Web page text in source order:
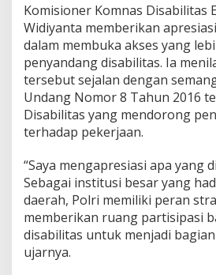
Komisioner Komnas Disabilitas
Widiyanta memberikan
dalam membuka akses yang
penyandang disabilitas. Ia
tersebut sejalan dengan
Undang Nomor 8 Tahun 2016
Disabilitas yang mendorong
terhadap pekerjaan.
“Saya mengapresiasi apa yang
Sebagai institusi besar yang
daerah, Polri memiliki peran
memberikan ruang partisipasi
disabilitas untuk menjadi
ujarnya.